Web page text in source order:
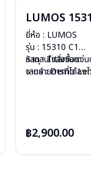
LUMOS
ยี่ห้อ : LUMOS
รุ่น : 15310 C1
วัสดุ : Titanium
เลนส์ : Demo
หากสนใจสั่งชื้อแว่
จากรายการที่ได้ล
฿2,900.00